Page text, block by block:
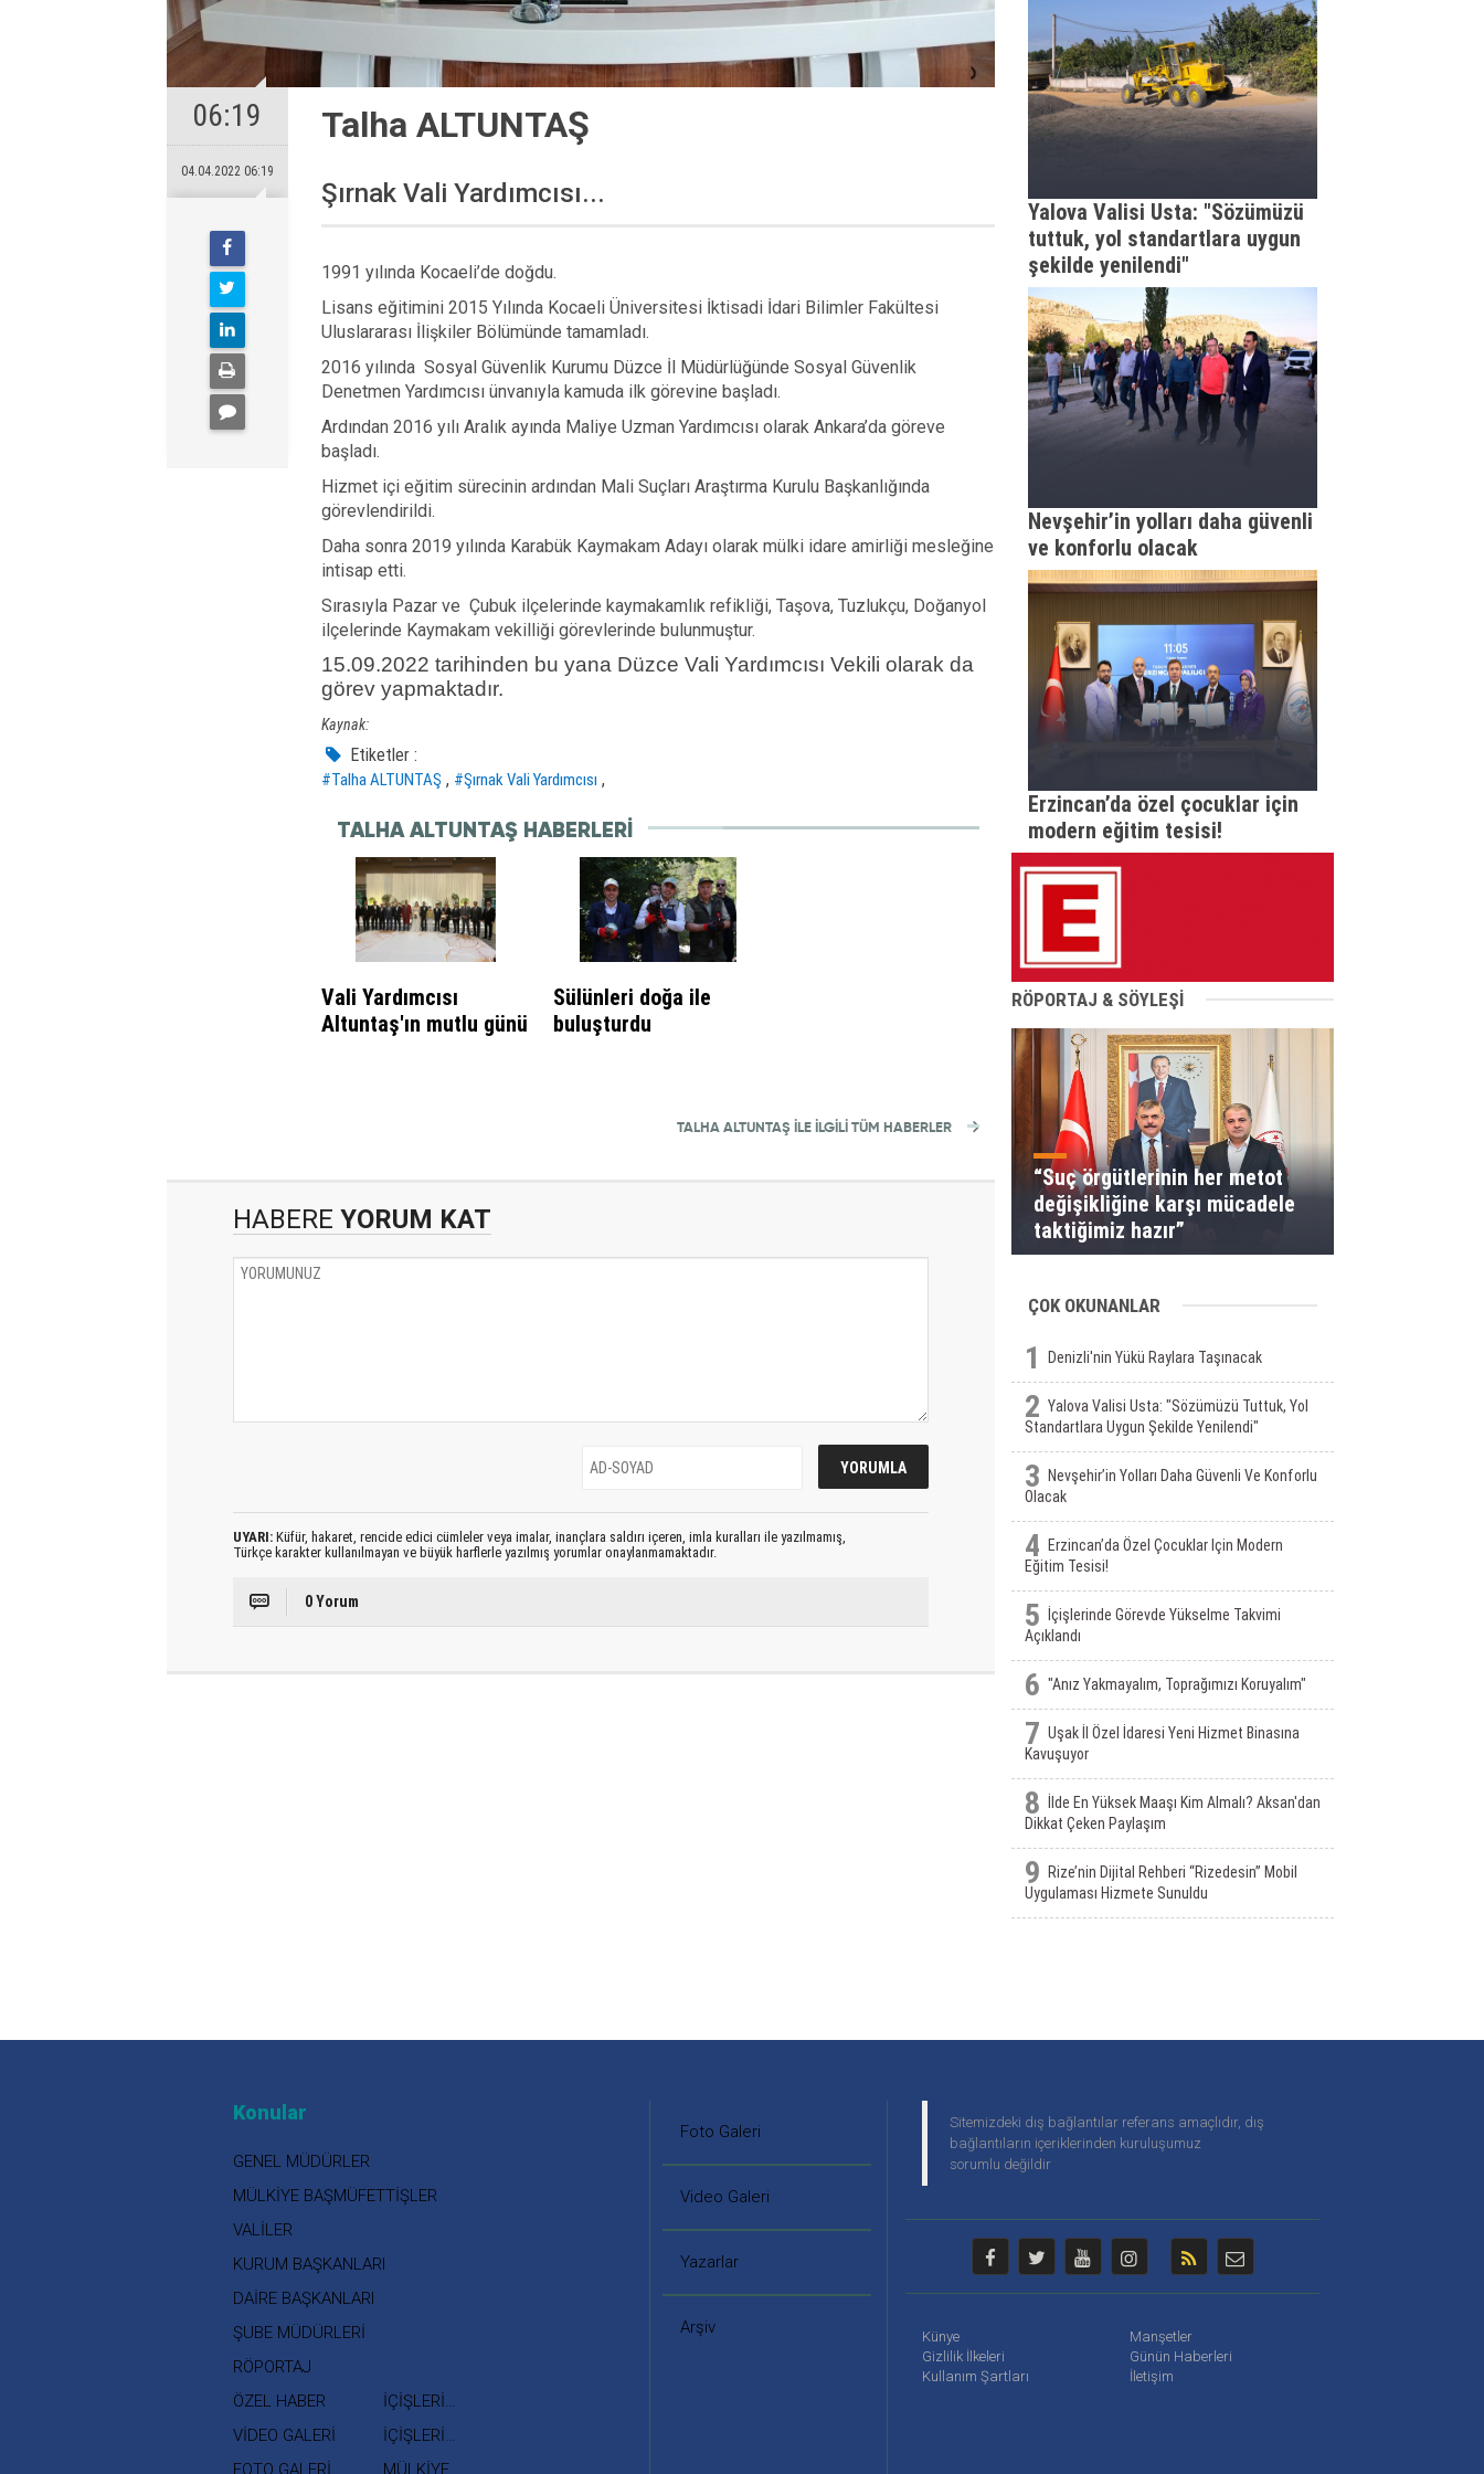
06:19
04.04.2022 06:19
Talha ALTUNTAŞ
Şırnak Vali Yardımcısı...
1991 yılında Kocaeli’de doğdu.
Lisans eğitimini 2015 Yılında Kocaeli Üniversitesi İktisadi İdari Bilimler Fakültesi
Uluslararası İlişkiler Bölümünde tamamladı.
2016 yılında Sosyal Güvenlik Kurumu Düzce İl Müdürlüğünde Sosyal Güvenlik
Denetmen Yardımcısı ünvanıyla kamuda ilk görevine başladı.
Ardından 2016 yılı Aralık ayında Maliye Uzman Yardımcısı olarak Ankara’da göreve
başladı.
Hizmet içi eğitim sürecinin ardından Mali Suçları Araştırma Kurulu Başkanlığında
görevlendirildi.
Daha sonra 2019 yılında Karabük Kaymakam Adayı olarak mülki idare amirliği mesleğine
intisap etti.
Sırasıyla Pazar ve Çubuk ilçelerinde kaymakamlık refikliği, Taşova, Tuzlukçu, Doğanyol
ilçelerinde Kaymakam vekilliği görevlerinde bulunmuştur.
15.09.2022 tarihinden bu yana Düzce Vali Yardımcısı Vekili olarak da
görev yapmaktadır.
Kaynak:
Etiketler :
#Talha ALTUNTAŞ , #Şırnak Vali Yardımcısı ,
TALHA ALTUNTAŞ HABERLERI
Vali Yardımcısı
Altuntaş'ın mutlu günü
Sülünleri doğa ile
buluşturdu
TALHA ALTUNTAŞ İLE İLGİLİ TÜM HABERLER
HABERE YORUM KAT
UYARI:Küfür, hakaret, rencide edici cümleler veya imalar, inançlara saldırı içeren, imla kuralları ile yazılmamış,
Türkçe karakter kullanılmayan ve büyük harflerle yazılmış yorumlar onaylanmamaktadır.
0 Yorum
Yalova Valisi Usta: "Sözümüzü
tuttuk, yol standartlara uygun
şekilde yenilendi"
Nevşehir’in yolları daha güvenli
ve konforlu olacak
Erzincan’da özel çocuklar için
modern eğitim tesisi!
RÖPORTAJ & SÖYLEŞİ
“Suç örgütlerinin her metot
değişikliğine karşı mücadele
taktiğimiz hazır”
ÇOK OKUNANLAR
1 Denizli'nin Yükü Raylara Taşınacak
2 Yalova Valisi Usta: "Sözümüzü Tuttuk, Yol
Standartlara Uygun Şekilde Yenilendi"
3
Nevşehir’in Yolları Daha Güvenli Ve Konforlu
Olacak
4
Erzincan’da Özel Çocuklar Için Modern
Eğitim Tesisi!
5
İçişlerinde Görevde Yükselme Takvimi
Açıklandı
6 "Anız Yakmayalım, Toprağımızı Koruyalım"
7 Uşak İl Özel İdaresi Yeni Hizmet Binasına
Kavuşuyor
8
İlde En Yüksek Maaşı Kim Almalı? Aksan'dan
Dikkat Çeken Paylaşım
9
Rize’nin Dijital Rehberi “Rizedesin” Mobil
Uygulaması Hizmete Sunuldu
Sitemizdeki dış bağlantılar referans amaçlıdır, dış
bağlantıların içeriklerinden kuruluşumuz
sorumlu değildir
Künye
Gizlilik İlkeleri
Kullanım Şartları
Manşetler
Günün Haberleri
İletişim
Foto Galeri
Video Galeri
Yazarlar
Arşiv
Konular
GENEL MÜDÜRLER
MÜLKİYE BAŞMÜFETTİŞLER
VALİLER
KURUM BAŞKANLARI
DAİRE BAŞKANLARI
ŞUBE MÜDÜRLERİ
RÖPORTAJ
ÖZEL HABER
VİDEO GALERİ
FOTO GALERİ
İÇİŞLERİ
BAKANI
İÇİŞLERİ
BAKAN
MÜLKİYE